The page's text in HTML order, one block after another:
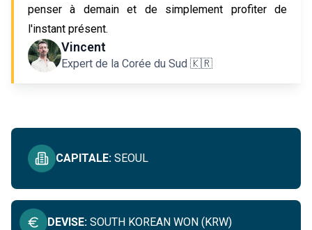
penser à demain et de simplement profiter de
l'instant présent.
Vincent
Expert de la Corée du Sud 🇰🇷
IMMERSIF EN CORÉE DU SUD
CAPITALE: SEOUL
DEVISE: SOUTH KOREAN WON (KRW)